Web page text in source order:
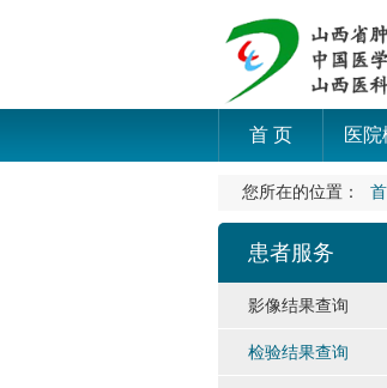
首 页 医
您所在的位置：
患者服务
影像结果查询
检验结果查询